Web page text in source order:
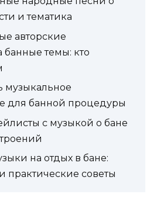
и тематика
авторские
темы: кто
музыкальное
для банной процедуры
с музыкой о бане
на отдых в бане:
практические советы